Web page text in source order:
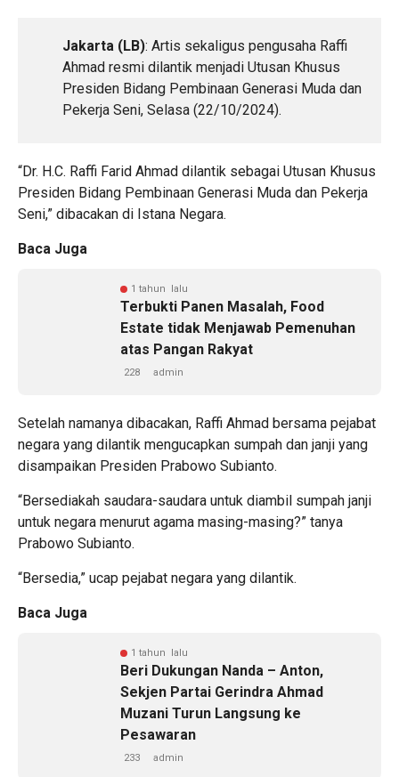
Jakarta (LB): Artis sekaligus pengusaha Raffi
Ahmad resmi dilantik menjadi Utusan Khusus
Presiden Bidang Pembinaan Generasi Muda dan
Pekerja Seni, Selasa (22/10/2024).
“Dr. H.C. Raffi Farid Ahmad dilantik sebagai Utusan Khusus
Presiden Bidang Pembinaan Generasi Muda dan Pekerja
Seni,” dibacakan di Istana Negara.
Baca Juga
1 tahun lalu
Terbukti Panen Masalah, Food
Estate tidak Menjawab Pemenuhan
atas Pangan Rakyat
228 admin
Setelah namanya dibacakan, Raffi Ahmad bersama pejabat
negara yang dilantik mengucapkan sumpah dan janji yang
disampaikan Presiden Prabowo Subianto.
“Bersediakah saudara-saudara untuk diambil sumpah janji
untuk negara menurut agama masing-masing?” tanya
Prabowo Subianto.
“Bersedia,” ucap pejabat negara yang dilantik.
Baca Juga
1 tahun lalu
Beri Dukungan Nanda – Anton,
Sekjen Partai Gerindra Ahmad
Muzani Turun Langsung ke
Pesawaran
233 admin